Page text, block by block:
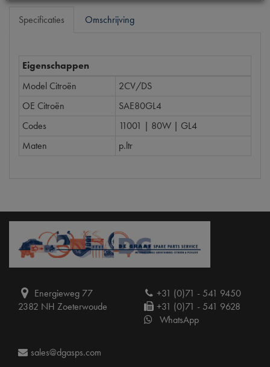
Specificaties Omschrijving
Eigenschappen
Model Citroën
2CV/DS
OE Citroën
SAE80GL4
Codes
11001 | 80W | GL4
Maten
p.ltr
Energieweg 77
2382 NH Zoeterwoude
+31 (0)71 - 541 9450
+31 (0)71 - 541 9628
WhatsApp
sales@dgasps.com